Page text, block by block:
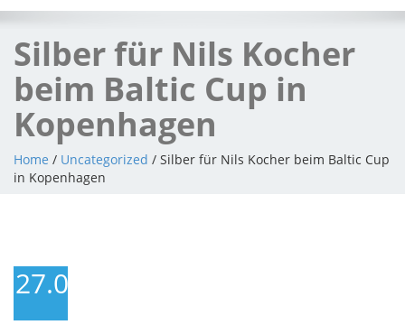
Silber für Nils Kocher
beim Baltic Cup in
Kopenhagen
Home / Uncategorized / Silber für Nils Kocher beim Baltic Cup
in Kopenhagen
27.09.2014